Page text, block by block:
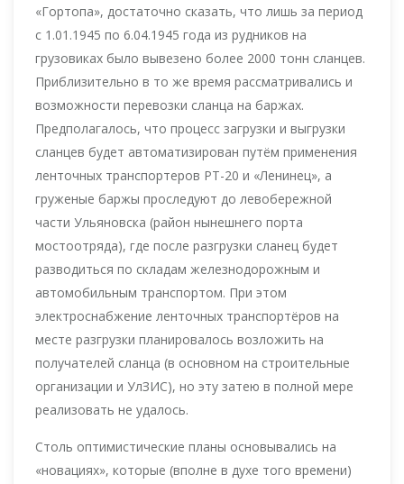
«Гортопа», достаточно сказать, что лишь за период
с 1.01.1945 по 6.04.1945 года из рудников на
грузовиках было вывезено более 2000 тонн сланцев.
Приблизительно в то же время рассматривались и
возможности перевозки сланца на баржах.
Предполагалось, что процесс загрузки и выгрузки
сланцев будет автоматизирован путём применения
ленточных транспортеров РТ-20 и «Ленинец», а
груженые баржы проследуют до левобережной
части Ульяновска (район нынешнего порта
мостоотряда), где после разгрузки сланец будет
разводиться по складам железнодорожным и
автомобильным транспортом. При этом
электроснабжение ленточных транспортёров на
месте разгрузки планировалось возложить на
получателей сланца (в основном на строительные
организации и УлЗИС), но эту затею в полной мере
реализовать не удалось.
Столь оптимистические планы основывались на
«новациях», которые (вполне в духе того времени)